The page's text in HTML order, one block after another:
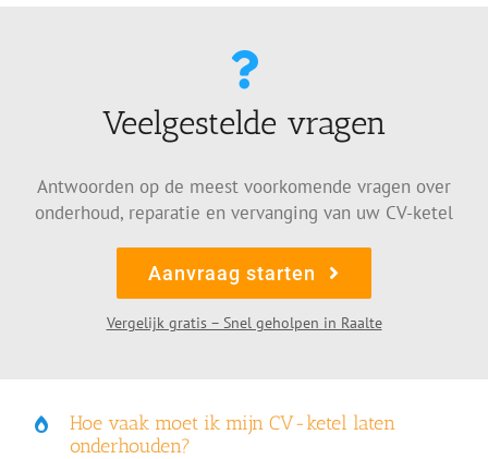
Veelgestelde vragen
Antwoorden op de meest voorkomende vragen over
onderhoud, reparatie en vervanging van uw CV-ketel
Aanvraag starten
Vergelijk gratis – Snel geholpen in Raalte
Hoe vaak moet ik mijn CV-ketel laten
onderhouden?